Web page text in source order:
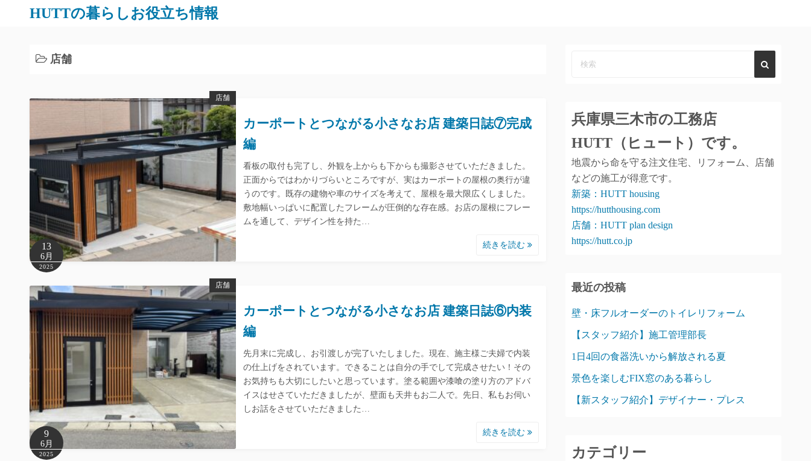
HUTTの暮らしお役立ち情報
店舗
店舗
13
6月
2025
カーポートとつながる小さなお店 建築日誌⑦完成
編
看板の取付も完了し、外観を上からも下からも撮影させていただきました。
正面からではわかりづらいところですが、実はカーポートの屋根の奥行が違
うのです。既存の建物や車のサイズを考えて、屋根を最大限広くしました。
敷地幅いっぱいに配置したフレームが圧倒的な存在感。お店の屋根にフレー
ムを通して、デザイン性を持た…
続きを読む
店舗
9
6月
2025
カーポートとつながる小さなお店 建築日誌⑥内装
編
先月末に完成し、お引渡しが完了いたしました。現在、施主様ご夫婦で内装
の仕上げをされています。できることは自分の手でして完成させたい！その
お気持ちも大切にしたいと思っています。塗る範囲や漆喰の塗り方のアドバ
イスはせさていただきましたが、壁面も天井もお二人で。先日、私もお伺い
しお話をさせていただきました…
続きを読む
兵庫県三木市の工務店
HUTT（ヒュート） です。
地震から命を守る注文住宅、リフォーム、店舗
などの施工が得意です。
新築：HUTT housing
https://hutthousing.com
店舗：HUTT plan design
https://hutt.co.jp
最近の投稿
壁・床フルオーダーのトイレリフォーム
【スタッフ紹介】施工管理部長
1日4回の食器洗いから解放される夏
景色を楽しむFIX窓のある暮らし
【新スタッフ紹介】デザイナー・プレス
カテゴリー